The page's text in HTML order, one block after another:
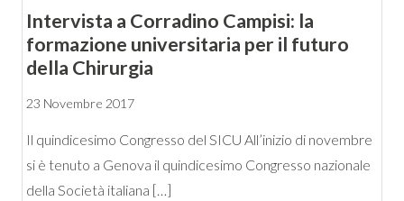
Intervista a Corradino Campisi: la
formazione universitaria per il futuro
della Chirurgia
23 Novembre 2017
Il quindicesimo Congresso del SICU All’inizio di novembre
si è tenuto a Genova il quindicesimo Congresso nazionale
della Società italiana […]